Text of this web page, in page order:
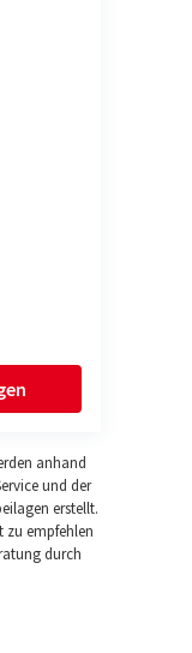
anhand
und der
erstellt.
zu empfehlen
durch